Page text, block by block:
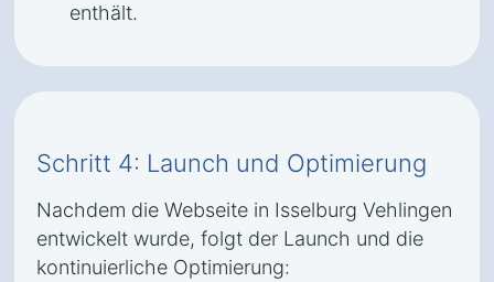
enthält.
Schritt 4: Launch und Optimierung
Nachdem die Webseite in Isselburg Vehlingen
entwickelt wurde, folgt der Launch und die
kontinuierliche Optimierung: